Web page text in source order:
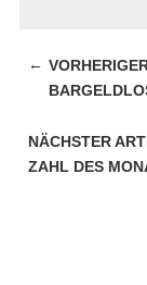
←
ZAHL DES